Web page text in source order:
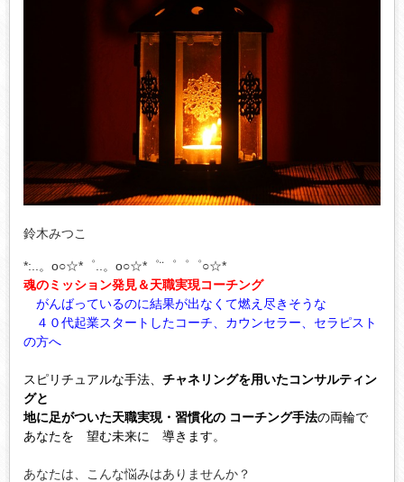
鈴木みつこ
*:..。o○☆*゜..。o○☆*゜¨゜゜゜○☆*
魂のミッション発見＆天職実現コーチング
がんばっているのに結果が出なくて燃え尽きそうな
４０代起業スタートしたコーチ、カウンセラー、セラピスト
の方へ
スピリチュアルな手法、チャネリングを用いたコンサルティン
グと
地に足がついた天職実現・習慣化の コーチング手法の両輪で
あなたを 望む未来に 導きます。
あなたは、こんな悩みはありませんか？